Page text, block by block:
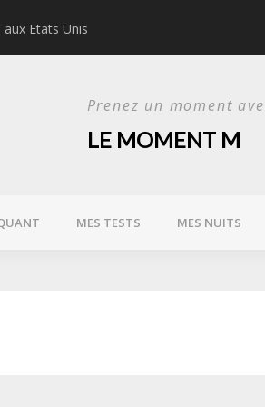
Etats Unis
Prenez un moment
LE MOMENT M
MES TESTS MES NUITS